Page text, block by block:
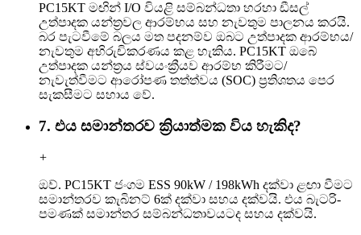
PC15KT මඟින් I/O වියළි සම්බන්ධතා හරහා ඩීසල්
උත්පාදක යන්ත්‍රවල ආරම්භය සහ නැවතුම පාලනය කරයි.
බර පැටවීමේ බලය මත පදනම්ව ඔබට උත්පාදක ආරම්භය/
නැවතුම අභිරුචිකරණය කළ හැකිය. PC15KT ඔබේ
උත්පාදක යන්ත්‍රය ස්වයංක්‍රීයව ආරම්භ කිරීමට/
නැවැත්වීමට ආරෝපණ තත්ත්වය (SOC) ප්‍රතිශතය පෙර
සැකසීමට සහාය වේ.
7. එය සමාන්තරව ක්‍රියාත්මක විය හැකිද?
+
ඔව්. PC15KT ජංගම ESS 90kW / 198kWh දක්වා ළඟා වීමට
සමාන්තරව කැබිනට් 6ක් දක්වා සහය දක්වයි. එය බැටරි-
පමණක් සමාන්තර සම්බන්ධතාවයටද සහය දක්වයි.